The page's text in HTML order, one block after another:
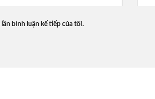
bình luận kế tiếp của tôi.